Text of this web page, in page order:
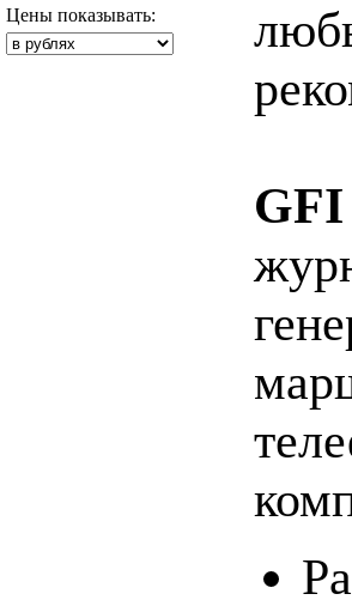
Цены показывать:
GFI